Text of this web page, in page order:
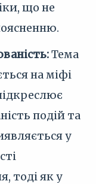
що не
Тема
на міфі
подій та
у
тоді як у